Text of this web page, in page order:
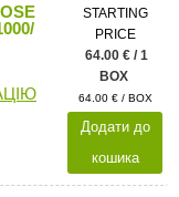
STARTING
PRICE
64.00 € / 1
BOX
64.00 € / BOX
Додати до
кошика